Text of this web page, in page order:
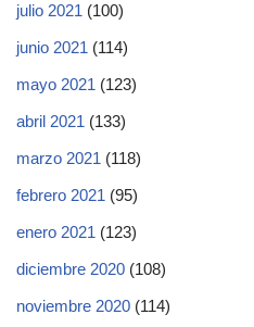
julio 2021 (100)
junio 2021 (114)
mayo 2021 (123)
abril 2021 (133)
marzo 2021 (118)
febrero 2021 (95)
enero 2021 (123)
diciembre 2020 (108)
noviembre 2020 (114)